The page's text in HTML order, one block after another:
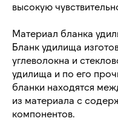
высокую
Материал бланка
Бланк удилища
углеволокна и
удилища и по его
бланки находятся
из материала с
компонентов.